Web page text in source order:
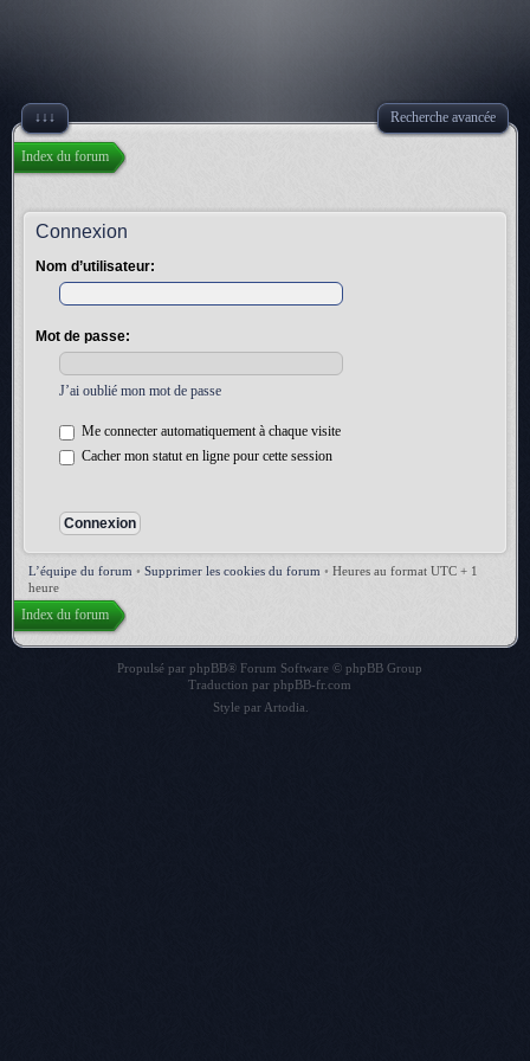
↓↓↓ Recherche avancée
Index du forum
Connexion
Nom d’utilisateur:
Mot de passe:
J’ai oublié mon mot de passe
Me connecter automatiquement à chaque visite
Cacher mon statut en ligne pour cette session
L’équipe du forum • Supprimer les cookies du forum • Heures au format UTC + 1
heure
Index du forum
Propulsé par phpBB® Forum Software © phpBB Group
Traduction par phpBB-fr.com
Style par Artodia